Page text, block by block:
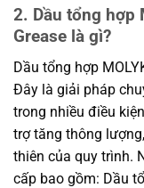
2. Dầu tổng hợp
Grease là gì?
Dầu tổng hợp
Đây là giải pháp
trong nhiều điều
trợ tăng thông
thiên của quy trình.
cấp bao gồm: Dầu